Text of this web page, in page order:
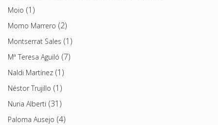
Moio (1)
Momo Marrero (2)
Montserrat Sales (1)
Mª Teresa Aguiló (7)
Naldi Martínez (1)
Néstor Trujillo (1)
Nuria Alberti (31)
Paloma Ausejo (4)